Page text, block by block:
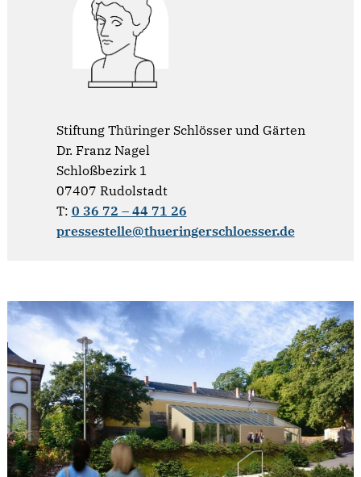
Stiftung Thüringer Schlösser und Gärten
Dr. Franz Nagel
Schloßbezirk 1
07407 Rudolstadt
T: 0 36 72 – 44 71 26
pressestelle@thueringerschloesser.de